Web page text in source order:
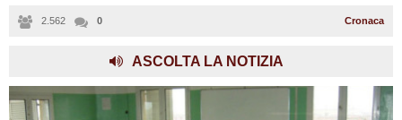
2.562 0 Cronaca
ASCOLTA LA NOTIZIA